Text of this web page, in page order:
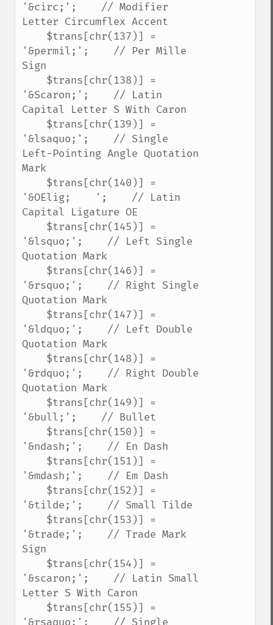
'&circ;';    // Modifier
Letter Circumflex Accent
'&permil;';    // Per Mille
Sign
'&Scaron;';    // Latin
Capital Letter S With Caron
'&lsaquo;';    // Single
Left-Pointing Angle Quotation
Mark
'&OElig;    ';    // Latin
Capital Ligature OE
'&lsquo;';    // Left Single
Quotation Mark
'&rsquo;';    // Right Single
Quotation Mark
'&ldquo;';    // Left Double
Quotation Mark
'&rdquo;';    // Right Double
Quotation Mark
'&bull;';    // Bullet
'&ndash;';    // En Dash
'&mdash;';    // Em Dash
'&tilde;';    // Small Tilde
'&trade;';    // Trade Mark
Sign
'&scaron;';    // Latin Small
Letter S With Caron
'&rsaquo;';    // Single